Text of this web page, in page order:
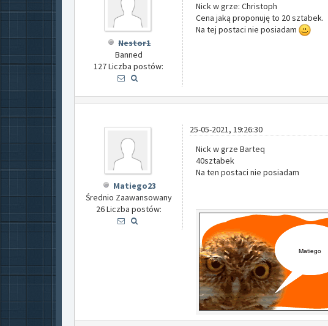
Nestor1
Banned
127 Liczba postów:
Nick w grze: Christoph
Cena jaką proponuję to 20 sztabek.
Na tej postaci nie posiadam
Matiego23
Średnio Zaawansowany
26 Liczba postów:
25-05-2021, 19:26:30
Nick w grze Barteq
40sztabek
Na ten postaci nie posiadam